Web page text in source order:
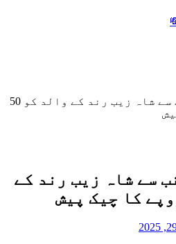
وزیراعظم کی جانب سے شاہ زیب رند کے والد کو 50
سے شاہ زیب رند کے